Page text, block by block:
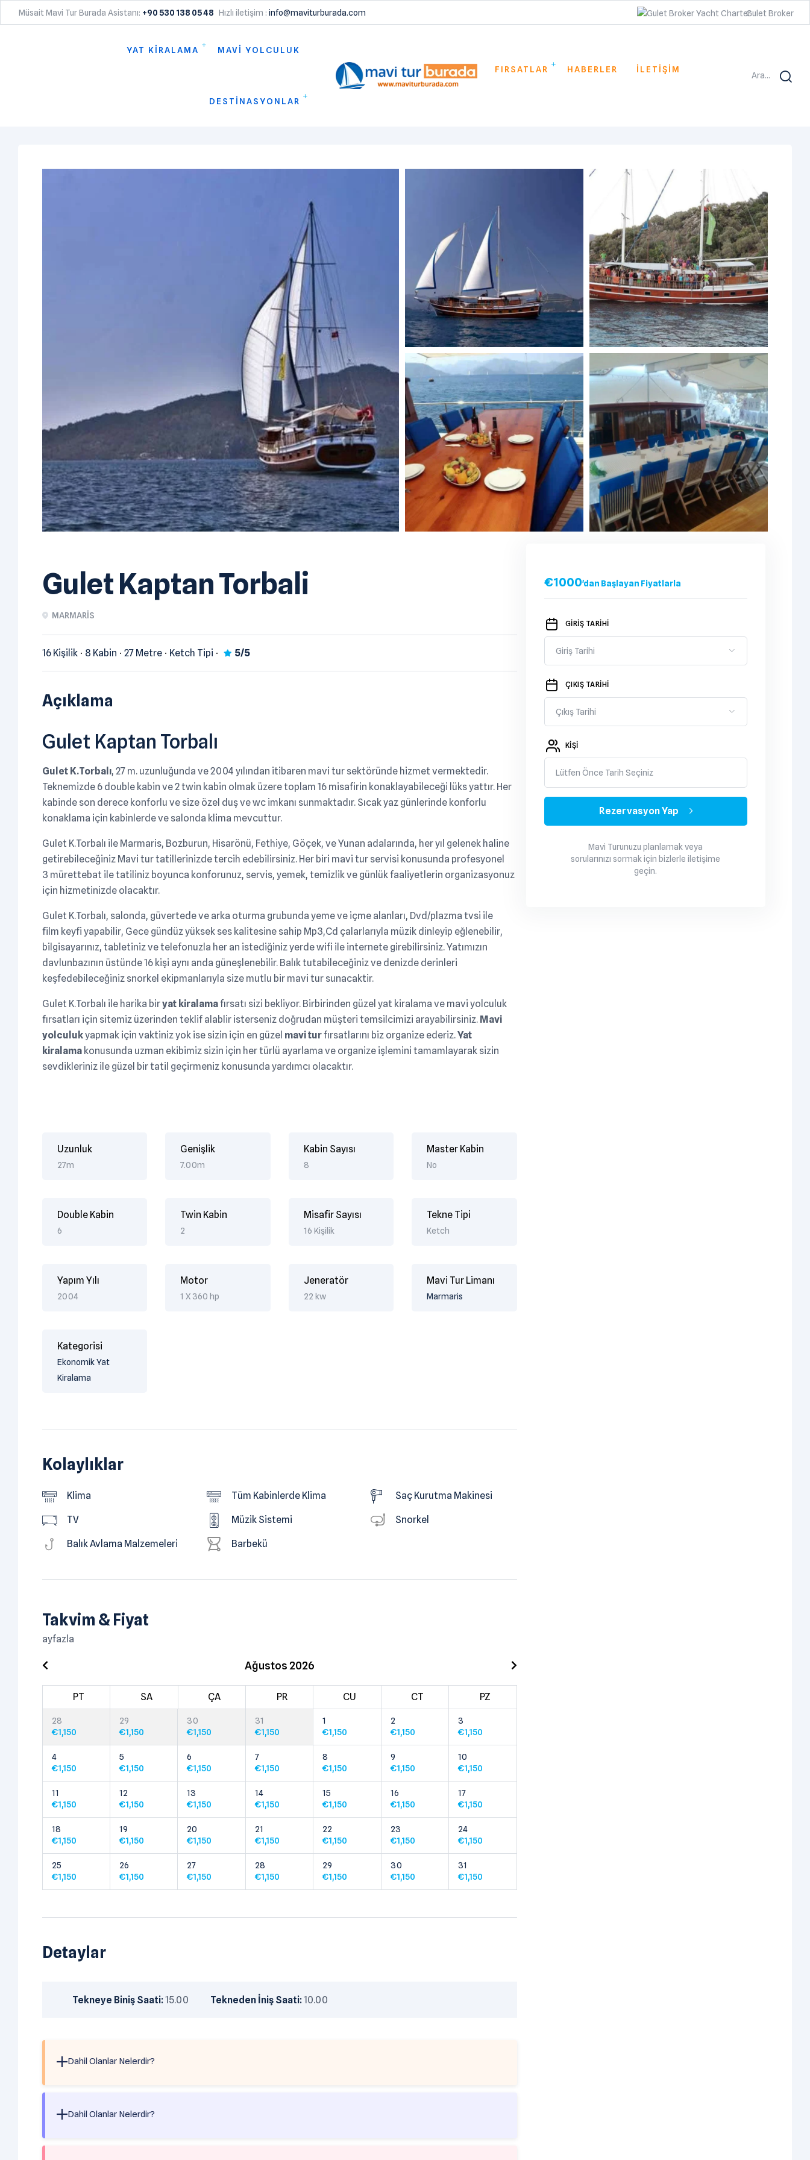
Müsait Mavi Tur Burada Asistanı: +90 530 138 05 48 Hızlı iletişim : info@maviturburada.com Gulet Broker
YAT KİRALAMA MAVİ YOLCULUK
DESTİNASYONLAR
FIRSATLAR HABERLER İLETİŞİM
Ara...
Gulet Kaptan Torbali
MARMARIS
16 Kişilik 8 Kabin 27 Metre Ketch Tipi 5/5
Açıklama
Gulet Kaptan Torbalı
Gulet K.Torbalı, 27 m. uzunluğunda ve 2004 yılından itibaren mavi tur sektöründe hizmet vermektedir.
Teknemizde 6 double kabin ve 2 twin kabin olmak üzere toplam 16 misafirin konaklayabileceği lüks yattır. Her
kabinde son derece konforlu ve size özel duş ve wc imkanı sunmaktadır. Sıcak yaz günlerinde konforlu
konaklama için kabinlerde ve salonda klima mevcuttur.
Gulet K.Torbalı ile Marmaris, Bozburun, Hisarönü, Fethiye, Göçek, ve Yunan adalarında, her yıl gelenek haline
getirebileceğiniz Mavi tur tatillerinizde tercih edebilirsiniz. Her biri mavi tur servisi konusunda profesyonel
3 mürettebat ile tatiliniz boyunca konforunuz, servis, yemek, temizlik ve günlük faaliyetlerin organizasyonuz
için hizmetinizde olacaktır.
Gulet K.Torbalı, salonda, güvertede ve arka oturma grubunda yeme ve içme alanları, Dvd/plazma tvsi ile
film keyfi yapabilir, Gece gündüz yüksek ses kalitesine sahip Mp3,Cd çalarlarıyla müzik dinleyip eğlenebilir,
bilgisayarınız, tabletiniz ve telefonuzla her an istediğiniz yerde wifi ile internete girebilirsiniz. Yatımızın
davlunbazının üstünde 16 kişi aynı anda güneşlenebilir. Balık tutabileceğiniz ve denizde derinleri
keşfedebileceğiniz snorkel ekipmanlarıyla size mutlu bir mavi tur sunacaktir.
Gulet K.Torbalı ile harika biryat kiralamafırsatı sizi bekliyor. Birbirinden güzel yat kiralama ve mavi yolculuk
fırsatları için sitemiz üzerinden teklif alablir isterseniz doğrudan müşteri temsilcimizi arayabilirsiniz. Mavi
yolculukyapmak için vaktiniz yok ise sizin için en güzel mavi turfırsatlarını biz organize ederiz.Yat
kiralama konusunda uzman ekibimiz sizin için her türlü ayarlama ve organize işlemini tamamlayarak sizin
sevdikleriniz ile güzel bir tatil geçirmeniz konusunda yardımcı olacaktır.
Uzunluk
27m
Genişlik
7.00m
Kabin Sayısı
8
Master Kabin
No
Double Kabin
6
Twin Kabin
2
Misafir Sayısı
16 Kişilik
Tekne Tipi
Ketch
Yapım Yılı
2004
Motor
1 X 360 hp
Jeneratör
22 kw
Mavi Tur Limanı
Marmaris
Kategorisi
Ekonomik Yat
Kiralama
Kolaylıklar
Klima Tüm Kabinlerde Klima Saç Kurutma Makinesi
TV Müzik Sistemi Snorkel
Balık Avlama Malzemeleri Barbekü
Takvim & Fiyat
ayfazla
PT SA ÇA PR CU CT PZ
Ağustos 2026
28
€1,150
29
€1,150
30
€1,150
31
€1,150
1
€1,150
2
€1,150
3
€1,150
4
€1,150
5
€1,150
6
€1,150
7
€1,150
8
€1,150
9
€1,150
10
€1,150
11
€1,150
12
€1,150
13
€1,150
14
€1,150
15
€1,150
16
€1,150
17
€1,150
18
€1,150
19
€1,150
20
€1,150
21
€1,150
22
€1,150
23
€1,150
24
€1,150
25
€1,150
26
€1,150
27
€1,150
28
€1,150
29
€1,150
30
€1,150
31
€1,150
Detaylar
Tekneye Biniş Saati:15.00 Tekneden İniş Saati:10.00
Dahil Olanlar Nelerdir?
- Palamar ücretleri
Dahil Olanlar Nelerdir?
€1000'dan Başlayan Fiyatlarla
GİRİŞ TARİHİ
ÇIKIŞ TARİHİ
KIŞI
Lütfen Önce Tarih Seçiniz
Rezervasyon Yap
Mavi Turunuzu planlamak veya
sorularınızı sormak için bizlerle iletişime
geçin.